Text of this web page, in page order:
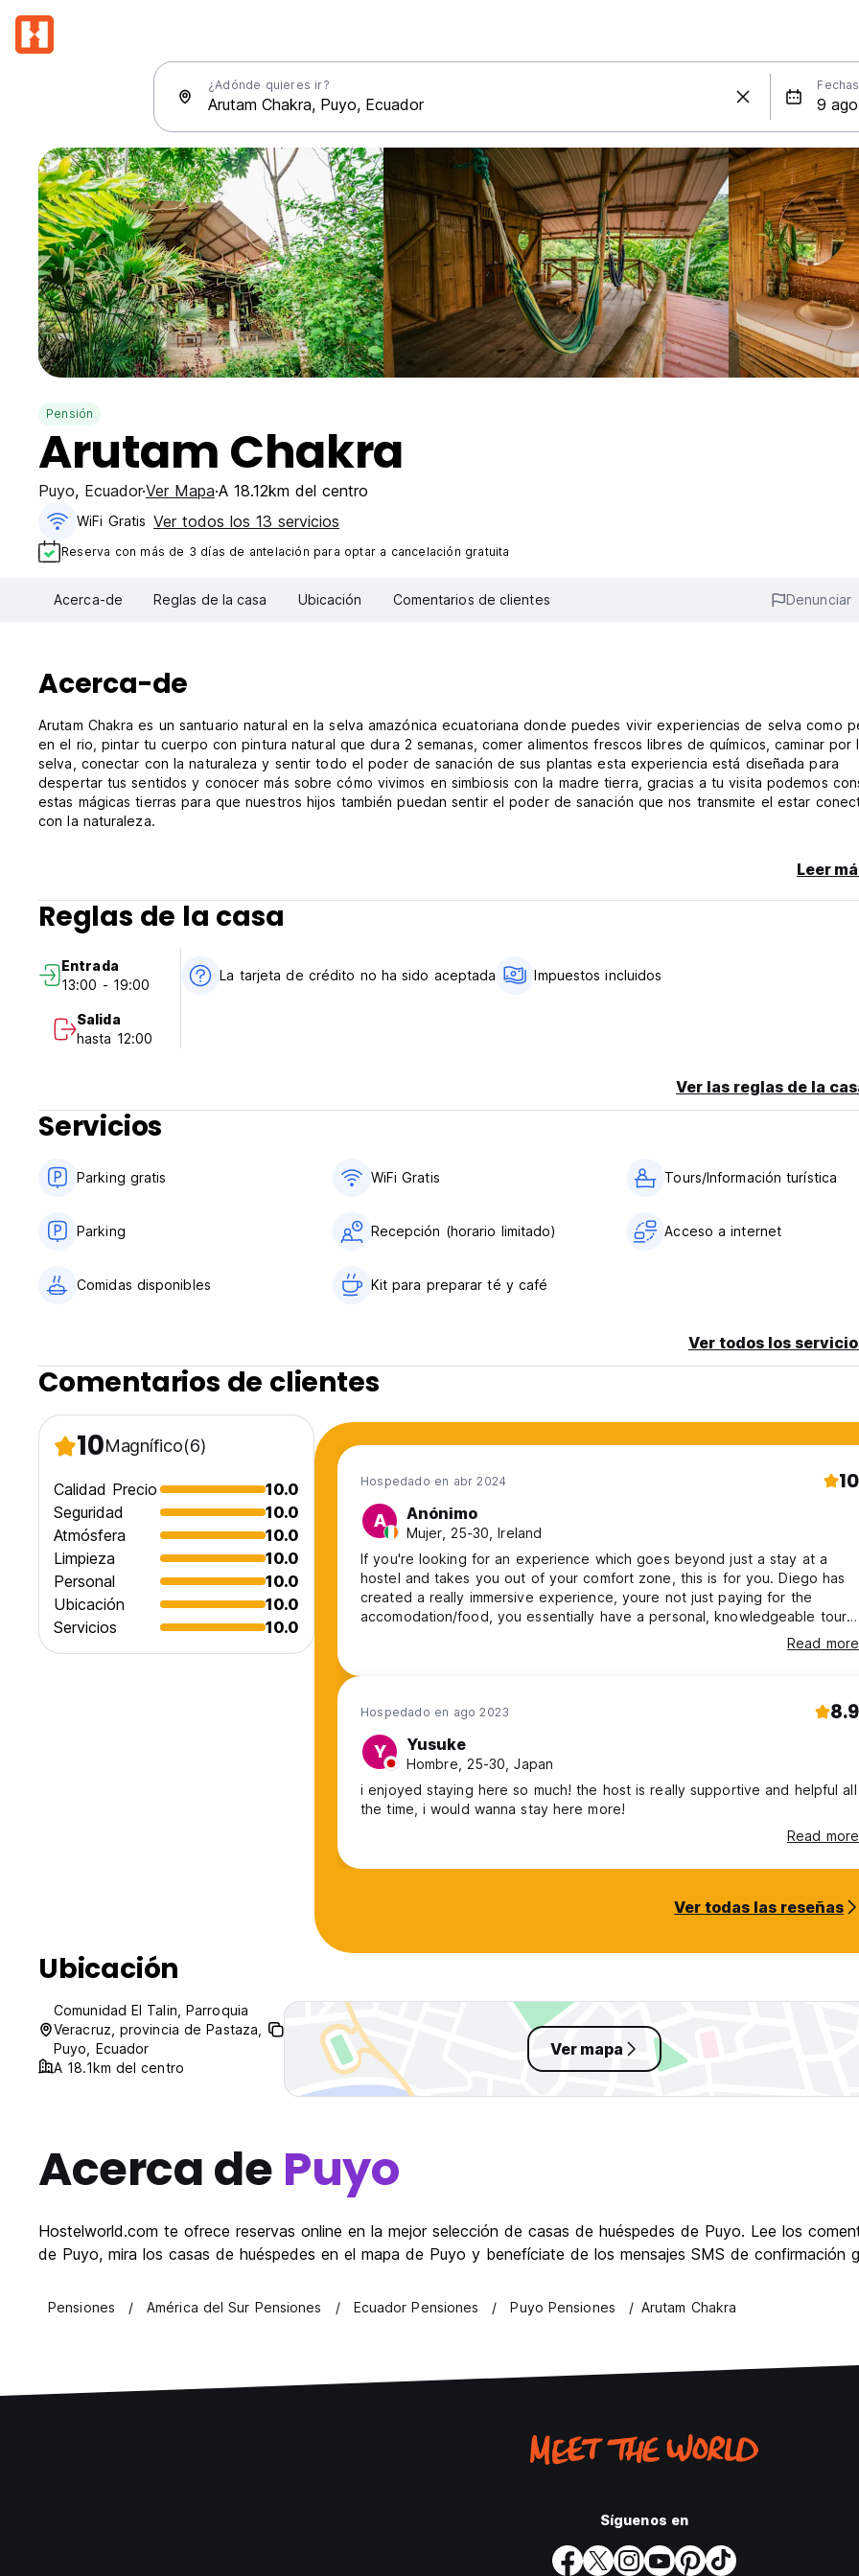
¿Adónde quieres ir? Fechas
Pensión
Arutam Chakra
Puyo, Ecuador Ver Mapa A 18.12km del centro
WiFi Gratis Ver todos los 13 servicios
Reserva con más de 3 días de antelación para optar a cancelación gratuita
Acerca-de Reglas de la casa Ubicación Comentarios de clientes Denunciar
Acerca-de
Arutam Chakra es un santuario natural en la selva amazónica ecuatoriana donde puedes vivir experiencias de selva como
en el rio, pintar tu cuerpo con pintura natural que dura 2 semanas, comer alimentos frescos libres de químicos, caminar por la
selva, conectar con la naturaleza y sentir todo el poder de sanación de sus plantas esta experiencia está diseñada para
despertar tus sentidos y conocer más sobre cómo vivimos en simbiosis con la madre tierra, gracias a tu visita podemos
estas mágicas tierras para que nuestros hijos también puedan sentir el poder de sanación que nos transmite el estar
con la naturaleza.
Leer
Reglas de la casa
Entrada
13:00 - 19:00
Salida
hasta 12:00
La tarjeta de crédito no ha sido aceptada Impuestos incluidos
Ver las reglas de la
Servicios
Parking gratis WiFi Gratis Tours/Información turística
Parking Recepción (horario limitado) Acceso a internet
Comidas disponibles Kit para preparar té y café
Ver todos los
Comentarios de clientes
10Magnífico(6)
Calidad Precio
10.0
Seguridad
10.0
Atmósfera
10.0
Limpieza
10.0
Personal
10.0
Ubicación
10.0
Servicios
10.0
Hospedado en abr 2024 10
A Anónimo
Mujer, 25-30, Ireland
If you're looking for an experience which goes beyond just a stay at a
hostel and takes you out of your comfort zone, this is for you. Diego has
created a really immersive experience, youre not just paying for the
accomodation/food, you essentially have a personal, knowledgeable tour
guide with Diego.I would strongly recommend doing the full experience to
make the most of your time here and Diego is very accommodating and
Read more
Hospedado en ago 2023 8.9
Y Yusuke
Hombre, 25-30, Japan
i enjoyed staying here so much! the host is really supportive and helpful all
the time, i would wanna stay here more!
Read more
Ver todas las reseñas
Ubicación
Comunidad El Talin, Parroquia
Veracruz, provincia de Pastaza,
Puyo, Ecuador
A 18.1km del centro
Ver mapa
Acerca de Puyo
Hostelworld.com te ofrece reservas online en la mejor selección de casas de huéspedes de Puyo. Lee los
de Puyo, mira los casas de huéspedes en el mapa de Puyo y benefíciate de los mensajes SMS de confirmación
Pensiones América del Sur Pensiones Ecuador Pensiones Puyo Pensiones Arutam Chakra
Síguenos en